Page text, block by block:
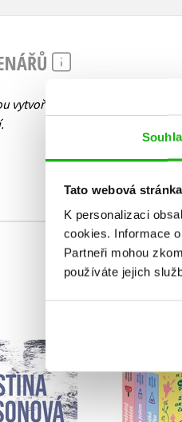
Tato webová
K personalizaci
cookies. Informace
Partneři mohou
používáte jejich
vytvořena žádná
Ohlssonová
čajovny
H. Y.